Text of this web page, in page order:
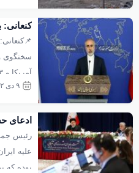
مرحله
کشورش
کنعانی:
است
سخنگوی
تاکید
است
در مورد
واقعیت
۹ دی ۱۴۰۲
ادعای
رئیس
علیه
بوده که